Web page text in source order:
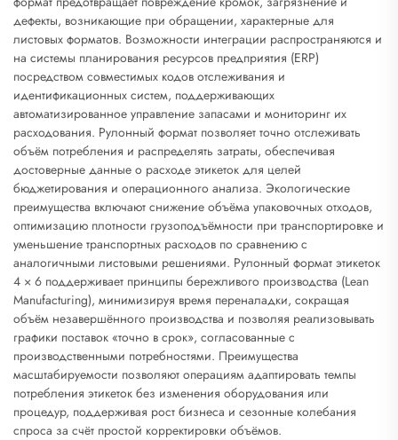
дефекты, возникающие при обращении, характерные для
листовых форматов. Возможности интеграции распространяются и
на системы планирования ресурсов предприятия (ERP)
посредством совместимых кодов отслеживания и
идентификационных систем, поддерживающих
автоматизированное управление запасами и мониторинг их
расходования. Рулонный формат позволяет точно отслеживать
объём потребления и распределять затраты, обеспечивая
достоверные данные о расходе этикеток для целей
бюджетирования и операционного анализа. Экологические
преимущества включают снижение объёма упаковочных отходов,
оптимизацию плотности грузоподъёмности при транспортировке и
уменьшение транспортных расходов по сравнению с
аналогичными листовыми решениями. Рулонный формат этикеток
4 × 6 поддерживает принципы бережливого производства (Lean
Manufacturing), минимизируя время переналадки, сокращая
объём незавершённого производства и позволяя реализовывать
графики поставок «точно в срок», согласованные с
производственными потребностями. Преимущества
масштабируемости позволяют операциям адаптировать темпы
потребления этикеток без изменения оборудования или
процедур, поддерживая рост бизнеса и сезонные колебания
спроса за счёт простой корректировки объёмов.